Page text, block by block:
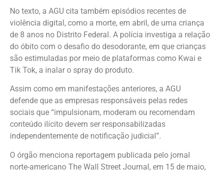
No texto, a AGU cita também episódios recentes de
violência digital, como a morte, em abril, de uma criança
de 8 anos no Distrito Federal. A polícia investiga a relação
do óbito com o desafio do desodorante, em que crianças
são estimuladas por meio de plataformas como Kwai e
Tik Tok, a inalar o spray do produto.
Assim como em manifestações anteriores, a AGU
defende que as empresas responsáveis pelas redes
sociais que “impulsionam, moderam ou recomendam
conteúdo ilícito devem ser responsabilizadas
independentemente de notificação judicial”.
O órgão menciona reportagem publicada pelo jornal
norte-americano The Wall Street Journal, em 15 de maio,